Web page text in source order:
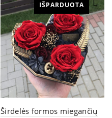
IŠPARDUOTA
Širdelės formos miegančių